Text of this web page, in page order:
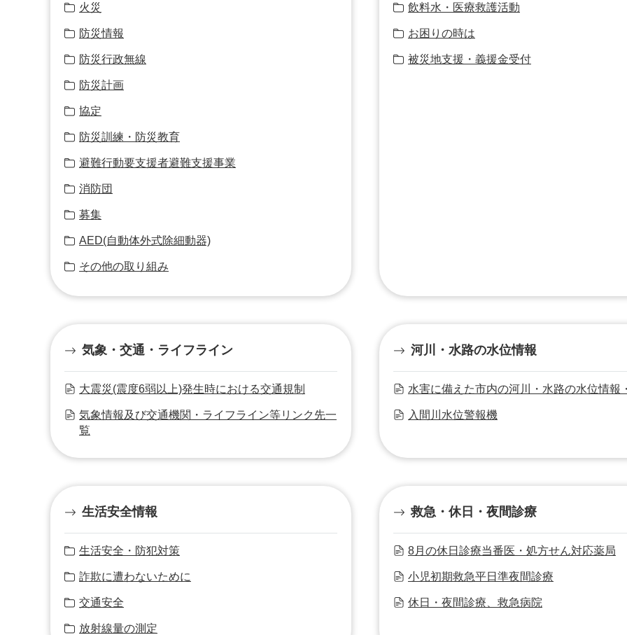
火災
防災情報
防災行政無線
防災計画
協定
防災訓練・防災教育
避難行動要支援者避難支援事業
消防団
募集
AED(自動体外式除細動器)
その他の取り組み
飲料水・医療救護活動
お困りの時は
被災地支援・義援金受付
気象・交通・ライフライン
大震災(震度6弱以上)発生時における交通規制
気象情報及び交通機関・ライフライン等リンク先一
覧
河川・水路の水位情報
水害に備えた市内の河川・水路の水位情報
入間川水位警報機
生活安全情報
生活安全・防犯対策
詐欺に遭わないために
交通安全
放射線量の測定
救急・休日・夜間診療
8月の休日診療当番医・処方せん対応薬局
小児初期救急平日準夜間診療
休日・夜間診療、救急病院